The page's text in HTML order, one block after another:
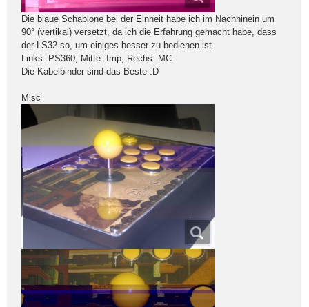
Die blaue Schablone bei der Einheit habe ich im Nachhinein um
90° (vertikal) versetzt, da ich die Erfahrung gemacht habe, dass
der LS32 so, um einiges besser zu bedienen ist.
Links: PS360, Mitte: Imp, Rechs: MC
Die Kabelbinder sind das Beste :D
Misc